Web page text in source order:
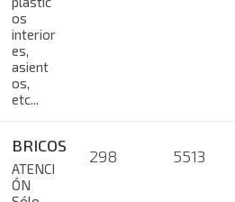
os
interior
es,
asient
os,
etc...
BRICOS
ATENCI
ÓN
298 5513